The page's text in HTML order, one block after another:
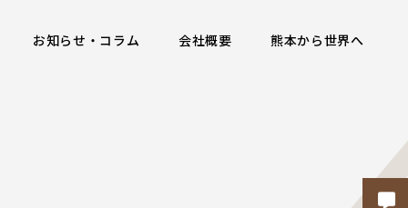
お知らせ・コラム 会社概要 熊本から世界へ